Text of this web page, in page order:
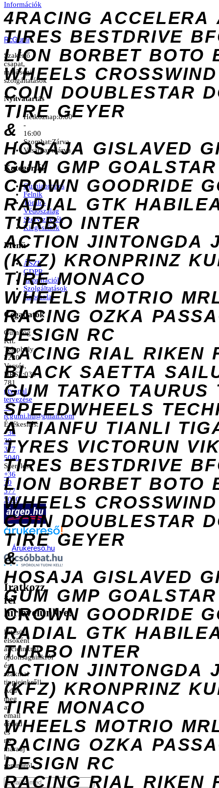
Információk
4RACING ACCELERA
TIRES BESTDRIVE
LION BORBET BOTO
WHEELS CROSSWIND
COIN DOUBLESTAR
TIRE GEYER
&
HOSAJA GISLAVED
GUM GMP GOALSTAR
CROWN GOODRIDE
RADIAL GTK
TURBO INTER
ACTION JINTONGDA
(KFZ) KRONPRINZ
TIRE MONACO
WHEELS MOTRIO
RACING OZKA
DESIGN RC
RACING RIAL RIKEN
BLACK SAETTA
GUM TATKO TAURUS
SPEEDWHEELS
A TIANFU TIANLI
TYRES VICTORUN
TIRES BESTDRIVE
LION BORBET BOTO
WHEELS CROSSWIND
COIN DOUBLESTAR
TIRE GEYER
&
HOSAJA GISLAVED
GUM GMP GOALSTAR
CROWN GOODRIDE
RADIAL GTK
TURBO INTER
ACTION JINTONGDA
(KFZ) KRONPRINZ
TIRE MONACO
WHEELS MOTRIO
RACING OZKA
DESIGN RC
RACING RIAL RIKEN
RcGumi
Szakértő
csapat,
minőségi
szolgáltatások
Nyitvatartás
Hétköznap:8:00
-
16:00
Szombat:Zárva
Vasárnap:Zárva
Kategóriák
Gumiabroncs
Felnik
Tömlő-
Védőszalag
Szervizkerék
Kiegészítők
Menü
ÁSZF
GDPR
Információk
Szolgáltatások
Kapcsolat
Cégadatok
Gumilog
Kft.
Telephely
2220
Vecsés,
HRSZ:039
781
útvonal
tervezése
→
rcgumi.hu@gmail.com
Értékesítés:
+36
30
377
5040
Szerelés:
+36
30
377
5040
Árukereső.hu
Iratkozz
fel
hírlevelünkre!
Értesülj
elsőként
akcióinkról,
újdonságainkról
és
szakmai
tippjeinkről!
Add
meg
az
email
címed
és
ne
maradj
le
semmiről.